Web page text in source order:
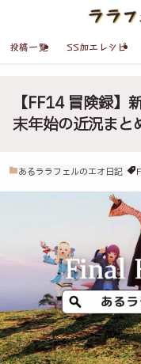
投稿一覧 SS加工レシピ
【FF14 冒険録】
末年始の近況まと
あるララフェルのエオ日記